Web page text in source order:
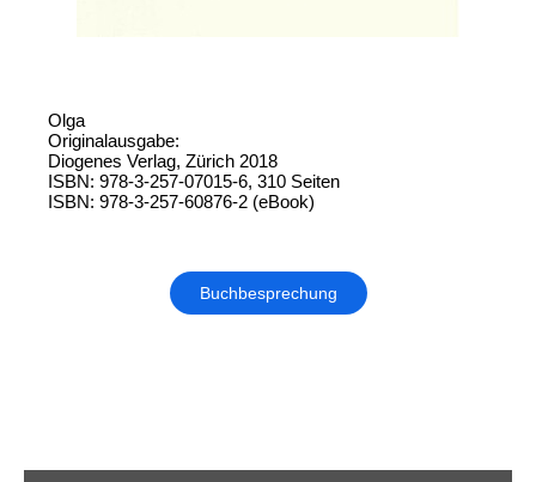
Olga
Originalausgabe:
Diogenes Verlag, Zürich 2018
ISBN: 978-3-257-07015-6, 310 Seiten
ISBN: 978-3-257-60876-2 (eBook)
Buchbesprechung